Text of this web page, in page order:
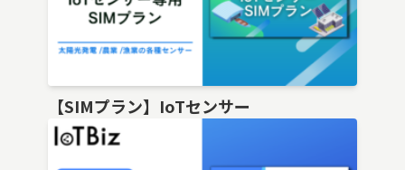
【SIMプラン】IoTセンサー